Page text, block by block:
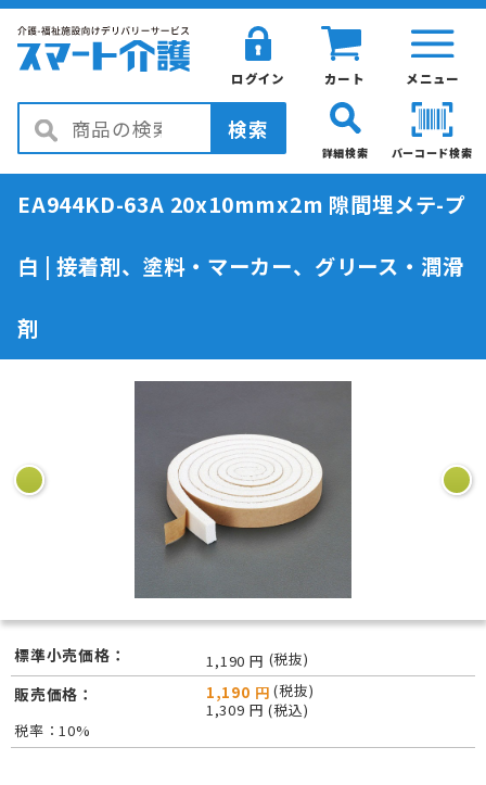
メニュー
カート
ログイン
検索
バーコード検索
詳細検索
EA944KD-63A 20x10mmx2m 隙間埋メテ-プ
白 | 接着剤、塗料・マーカー、グリース・潤滑
剤
標準小売価格： 1,190 円 (税抜)
販売価格： 1,190 円 (税抜)
1,309 円 (税込)
税率：10%